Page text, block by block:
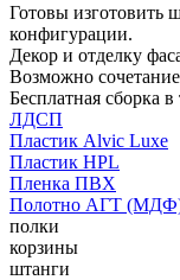
Готовы изготовить
конфигурации.
Декор и отделку
Возможно
Бесплатная сборка
ЛДСП
Пластик Alvic Luxe
Пластик HPL
Пленка ПВХ
Полотно АГТ
полки
корзины
штанги